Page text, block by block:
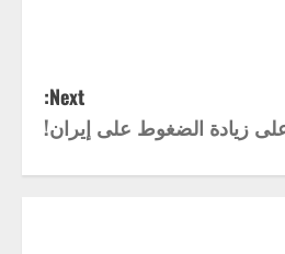
Next:
على زيادة الضغوط على إيران!